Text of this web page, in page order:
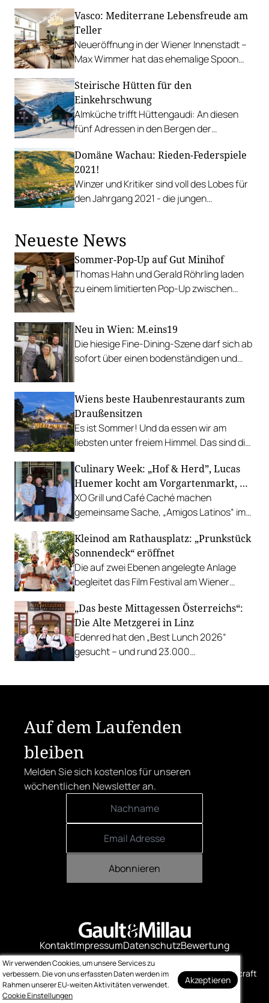
Vasco: Mediterrane Lebensfreude am
Teller
Neueröffnung in der Wiener Innenstadt –
Max Wimmer hat das ehemalige Spoon
Steirische Hütten für den
Einkehrschwung
Almküche trifft Hüttengaudi: An diesen
fünf Adressen in den Bergen der
Domäne Wachau: Rieden-Federspiele
2021!
Winzer und Kritiker sind voll des Lobes für
den Jahrgang 2021 - die jungen
Neueste News
Sommer-Pop-Up auf Gut Minihof
Thomas Hahn und Gerald Röhrling laden
zu einem limitierten Pop-Up zwischen
Neu in Wien: M.eins19
Die hiesige Fine-Dining-Szene darf sich ab
sofort über einen bodenständigen und
Wiens beste Haubenrestaurants zum
Draußensitzen
Es ist Sommer! Und da essen wir am
liebsten unter freiem Himmel. Das sind die
Gastgarten.
Culinary Week: „Hof & Herd”, Lucas
Huemer kocht am Vorgartenmarkt, …
XO Grill und Café Caché machen
gemeinsame Sache, „Amigos Latinos“ im
Richard Rauch kocht in der Riederalm
u.v.m.
Kleinod am Rathausplatz: „Prunkstück
Sonnendeck“ eröffnet
Die auf zwei Ebenen angelegte Anlage
begleitet das Film Festival am Wiener
mit Cocktails, Snacks und
Veranstaltungsprogramm.
„Das beste Mittagessen Österreichs“:
Die Alte Metzgerei in Linz
Edenred hat den „Best Lunch 2026“
gesucht – und rund 23.000
Auf dem Laufenden
bleiben
Melden Sie sich kostenlos für unseren
wöchentlichen Newsletter an.
Abonnieren
KontaktImpressumDatenschutzBewertung
Logo-Downloads
© Gault & Millau Made with ❤️ by bitcraft
Wir verwenden Cookies, um unsere Services zu
verbessern. Die von uns erfassten Daten werden im
Rahmen unserer EU-weiten Aktivitäten verwendet.
Cookie Einstellungen
Akzeptieren